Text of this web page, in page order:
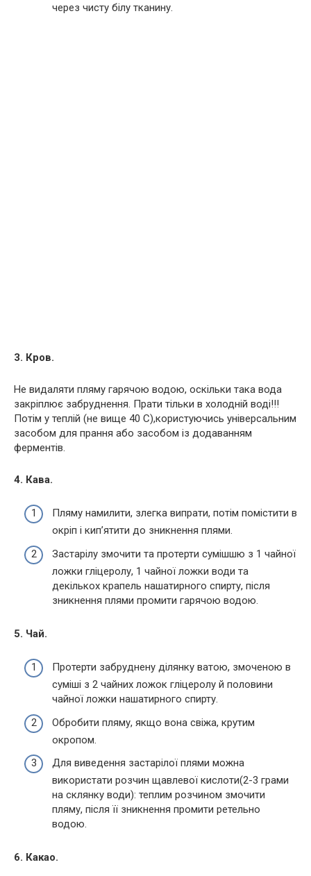
через чисту білу тканину.
3. Кров.
Не видаляти пляму гарячою водою, оскільки така вода
закріплює забруднення. Прати тільки в холодній воді!!!
Потім у теплій (не вище 40 С),користуючись універсальним
засобом для прання або засобом із додаванням
ферментів.
4. Кава.
Пляму намилити, злегка випрати, потім помістити в
окріп і кип’ятити до зникнення плями.
Застарілу змочити та протерти сумішшю з 1 чайної
ложки гліцеролу, 1 чайної ложки води та
декількох крапель нашатирного спирту, після
зникнення плями промити гарячою водою.
5. Чай.
Протерти забруднену ділянку ватою, змоченою в
суміші з 2 чайних ложок гліцеролу й половини
чайної ложки нашатирного спирту.
Обробити пляму, якщо вона свіжа, крутим
окропом.
Для виведення застарілої плями можна
використати розчин щавлевої кислоти(2-3 грами
на склянку води): теплим розчином змочити
пляму, після її зникнення промити ретельно
водою.
6. Какао.